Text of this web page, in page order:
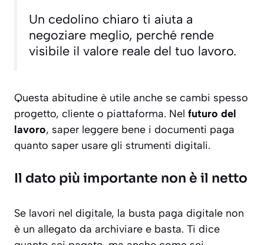
Un cedolino chiaro ti aiuta a
negoziare meglio, perché rende
visibile il valore reale del tuo lavoro.
Questa abitudine è utile anche se cambi spesso
progetto, cliente o piattaforma. Nel futuro del
lavoro, saper leggere bene i documenti paga
quanto saper usare gli strumenti digitali.
Il dato più importante non è il netto
Se lavori nel digitale, la busta paga digitale non
è un allegato da archiviare e basta. Ti dice